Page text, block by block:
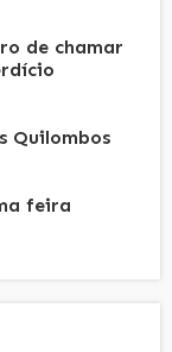
de chamar
Quilombos
feira